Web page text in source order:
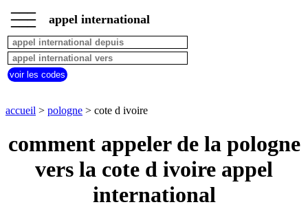
accueil
pologne
appel
depuis
pays
commencant
D
O
P Q R S T
U
X Y Z
___
___ appel international
voir les codes
accueil > pologne > cote d ivoire
comment appeler de la pologne
vers la cote d ivoire appel
international